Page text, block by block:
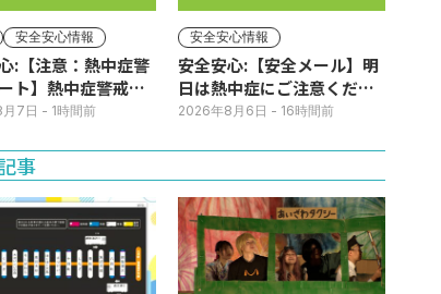
安全安心情報
:【注意：熱中症警
ト】熱中症警戒ア
発表されていま
7日 - 1時間前
安全安心情報
安全安心:【安全メール】明
日は熱中症にご注意くださ
い
2026年8月6日 - 16時間前
事